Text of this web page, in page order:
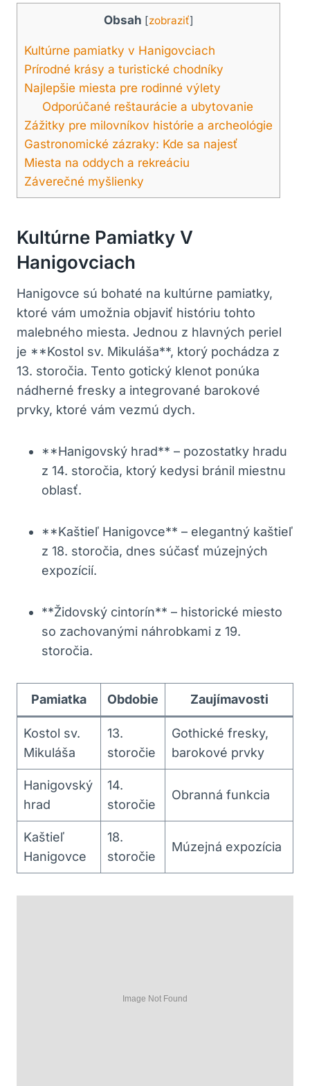
Obsah [zobraziť]
Kultúrne pamiatky v Hanigovciach
Prírodné krásy a turistické chodníky
Najlepšie miesta pre rodinné výlety
Odporúčané reštaurácie a ubytovanie
Zážitky pre milovníkov histórie a archeológie
Gastronomické zázraky: Kde sa najesť
Miesta na oddych a rekreáciu
Záverečné myšlienky
Kultúrne Pamiatky V
Hanigovciach
Hanigovce sú bohaté na kultúrne pamiatky,
ktoré vám umožnia objaviť históriu tohto
malebného miesta. Jednou z hlavných periel
je **Kostol sv. Mikuláša**, ktorý pochádza z
13. storočia. Tento gotický klenot ponúka
nádherné fresky a integrované barokové
prvky, ktoré vám vezmú dych.
**Hanigovský hrad** – pozostatky hradu
z 14. storočia, ktorý kedysi bránil miestnu
oblasť.
**Kaštieľ Hanigovce** – elegantný kaštieľ
z 18. storočia, dnes súčasť múzejných
expozícií.
**Židovský cintorín** – historické miesto
so zachovanými náhrobkami z 19.
storočia.
Pamiatka Obdobie Zaujímavosti
Kostol sv.
Mikuláša
13.
storočie
Gothické fresky,
barokové prvky
Hanigovský
hrad
14.
storočie
Obranná funkcia
Kaštieľ
Hanigovce
18.
storočie
Múzejná expozícia